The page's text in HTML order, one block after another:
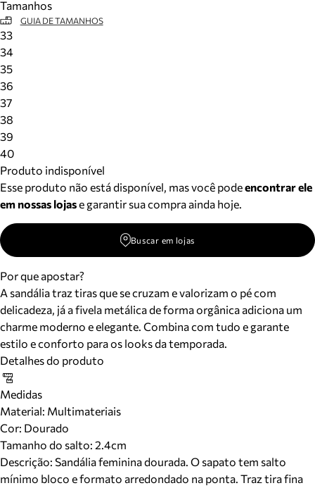
Tamanhos
GUIA DE TAMANHOS
33
34
35
36
37
38
39
40
Produto indisponível
Esse produto não está disponível, mas você podeencontrar ele
em nossas lojase garantir sua compra ainda hoje.
Buscar em lojas
Por que apostar?
A sandália traz tiras que se cruzam e valorizam o pé com
delicadeza, já a fivela metálica de forma orgânica adiciona um
charme moderno e elegante. Combina com tudo e garante
estilo e conforto para os looks da temporada.
Detalhes do produto
Medidas
Material: Multimateriais
Cor: Dourado
Tamanho do salto: 2.4cm
Descrição: Sandália feminina dourada. O sapato tem salto
mínimo bloco e formato arredondado na ponta. Traz tira fina